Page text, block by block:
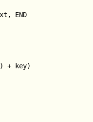
END
+ key)